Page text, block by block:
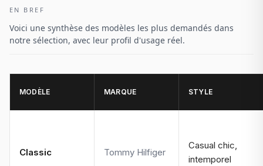
EN BREF
Voici une synthèse des modèles les plus demandés dans
notre sélection, avec leur profil d'usage réel.
MODÈLE MARQUE STYLE
Classic Tommy Hilfiger
Casual chic,
intemporel